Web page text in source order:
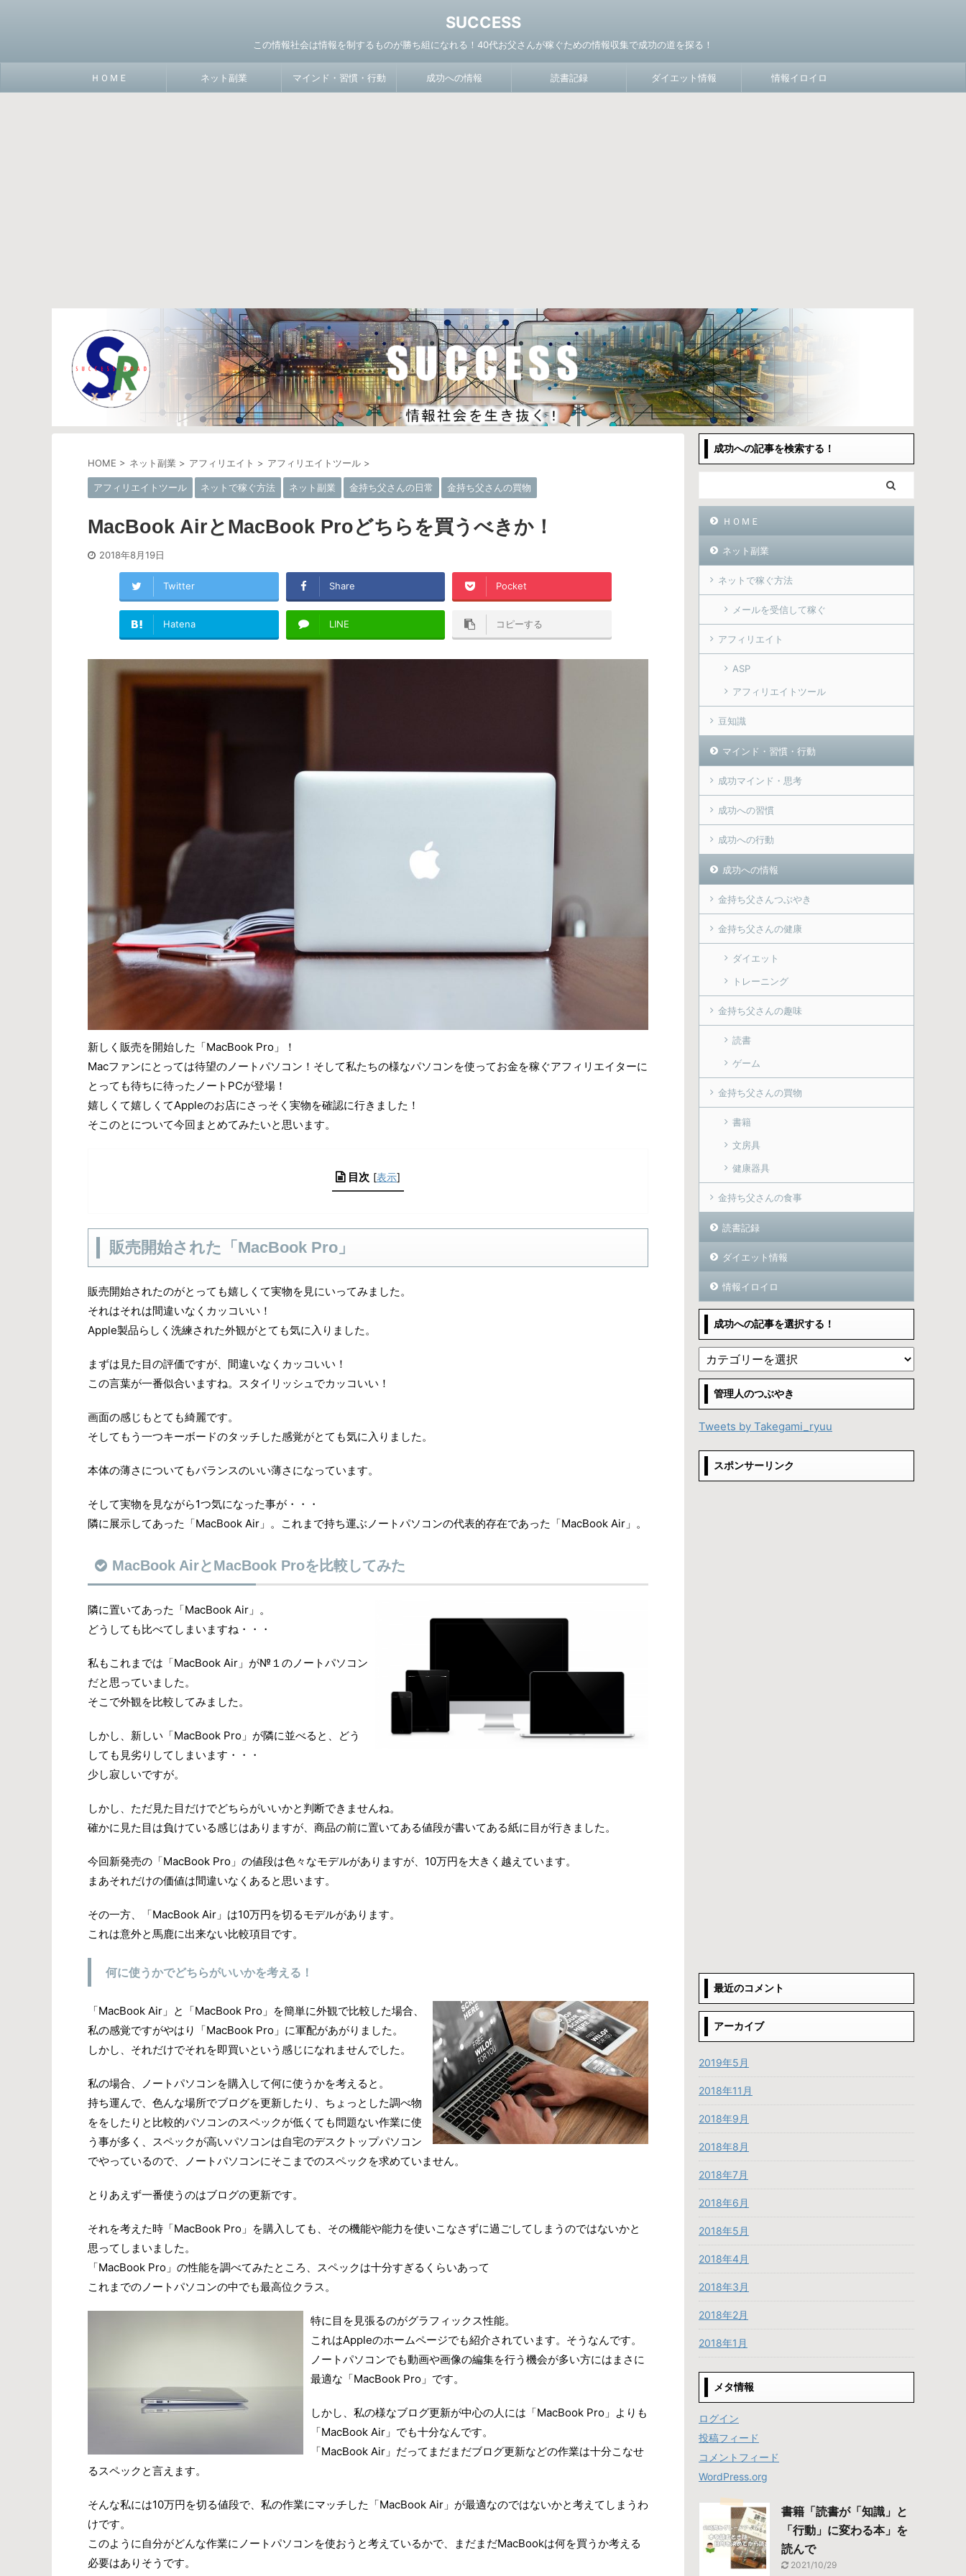
SUCCESS
この情報社会は情報を制するものが勝ち組になれる！40代お父さんが稼ぐための情報収集で成功の道を探る！
ＨＯＭＥ ネット副業 マインド・習慣・行動 成功への情報 読書記録 ダイエット情報 情報イロイロ
HOME > ネット副業 > アフィリエイト > アフィリエイトツール >
アフィリエイトツール ネットで稼ぐ方法 ネット副業 金持ち父さんの日常 金持ち父さんの買物
MacBook AirとMacBook Proどちらを買うべきか！
2018年8月19日
Twitter Share Pocket
Hatena LINE コピーする
新しく販売を開始した「MacBook Pro」！
Macファンにとっては待望のノートパソコン！そして私たちの様なパソコンを使ってお金を稼ぐアフィリエイターに
とっても待ちに待ったノートPCが登場！
嬉しくて嬉しくてAppleのお店にさっそく実物を確認に行きました！
そこのとについて今回まとめてみたいと思います。
目次 [表示]
販売開始された「MacBook Pro」
販売開始されたのがとっても嬉しくて実物を見にいってみました。
それはそれは間違いなくカッコいい！
Apple製品らしく洗練された外観がとても気に入りました。
まずは見た目の評価ですが、間違いなくカッコいい！
この言葉が一番似合いますね。スタイリッシュでカッコいい！
画面の感じもとても綺麗です。
そしてもう一つキーボードのタッチした感覚がとても気に入りました。
本体の薄さについてもバランスのいい薄さになっています。
そして実物を見ながら1つ気になった事が・・・
隣に展示してあった「MacBook Air」。これまで持ち運ぶノートパソコンの代表的存在であった「MacBook Air」。
MacBook AirとMacBook Proを比較してみた
隣に置いてあった「MacBook Air」。
どうしても比べてしまいますね・・・
私もこれまでは「MacBook Air」が№１のノートパソコン
だと思っていました。
そこで外観を比較してみました。
しかし、新しい「MacBook Pro」が隣に並べると、どう
しても見劣りしてしまいます・・・
少し寂しいですが。
しかし、ただ見た目だけでどちらがいいかと判断できませんね。
確かに見た目は負けている感じはありますが、商品の前に置いてある値段が書いてある紙に目が行きました。
今回新発売の「MacBook Pro」の値段は色々なモデルがありますが、10万円を大きく越えています。
まあそれだけの価値は間違いなくあると思います。
その一方、「MacBook Air」は10万円を切るモデルがあります。
これは意外と馬鹿に出来ない比較項目です。
何に使うかでどちらがいいかを考える！
「MacBook Air」と「MacBook Pro」を簡単に外観で比較した場合、
私の感覚ですがやはり「MacBook Pro」に軍配があがりました。
しかし、それだけでそれを即買いという感じになれませんでした。
私の場合、ノートパソコンを購入して何に使うかを考えると。
持ち運んで、色んな場所でブログを更新したり、ちょっとした調べ物
ををしたりと比較的パソコンのスペックが低くても問題ない作業に使
う事が多く、スペックが高いパソコンは自宅のデスクトップパソコン
でやっているので、ノートパソコンにそこまでのスペックを求めていません。
とりあえず一番使うのはブログの更新です。
それを考えた時「MacBook Pro」を購入しても、その機能や能力を使いこなさずに過ごしてしまうのではないかと
思ってしまいました。
「MacBook Pro」の性能を調べてみたところ、スペックは十分すぎるくらいあって
これまでのノートパソコンの中でも最高位クラス。
特に目を見張るのがグラフィックス性能。
これはAppleのホームページでも紹介されています。そうなんです。
ノートパソコンでも動画や画像の編集を行う機会が多い方にはまさに
最適な「MacBook Pro」です。
しかし、私の様なブログ更新が中心の人には「MacBook Pro」よりも
「MacBook Air」でも十分なんです。
「MacBook Air」だってまだまだブログ更新などの作業は十分こなせ
るスペックと言えます。
そんな私には10万円を切る値段で、私の作業にマッチした「MacBook Air」が最適なのではないかと考えてしまうわ
けです。
このように自分がどんな作業にノートパソコンを使おうと考えているかで、まだまだMacBookは何を買うか考える
必要はありそうです。
成功への記事を検索する！
ＨＯＭＥ
ネット副業
ネットで稼ぐ方法
メールを受信して稼ぐ
アフィリエイト
ASP
アフィリエイトツール
豆知識
マインド・習慣・行動
成功マインド・思考
成功への習慣
成功への行動
成功への情報
金持ち父さんつぶやき
金持ち父さんの健康
ダイエット
トレーニング
金持ち父さんの趣味
読書
ゲーム
金持ち父さんの買物
書籍
文房具
健康器具
金持ち父さんの食事
読書記録
ダイエット情報
情報イロイロ
成功への記事を選択する！
管理人のつぶやき
Tweets by Takegami_ryuu
スポンサーリンク
最近のコメント
アーカイブ
2019年5月
2018年11月
2018年9月
2018年8月
2018年7月
2018年6月
2018年5月
2018年4月
2018年3月
2018年2月
2018年1月
メタ情報
ログイン
投稿フィード
コメントフィード
WordPress.org
書籍「読書が「知識」と
「行動」に変わる本」を
読んで
2021/10/29